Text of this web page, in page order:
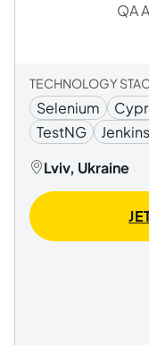
QA
TECHNOLOGY
Selenium
TestNG
Jenkins
Lviv, Ukraine